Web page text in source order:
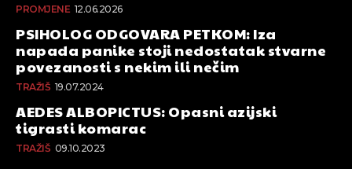
PROMJENE 12.06.2026
PSIHOLOG ODGOVARA PETKOM: Iza
napada panike stoji nedostatak stvarne
povezanosti s nekim ili nečim
TRAŽIŠ 19.07.2024
AEDES ALBOPICTUS: Opasni azijski
tigrasti komarac
TRAŽIŠ 09.10.2023